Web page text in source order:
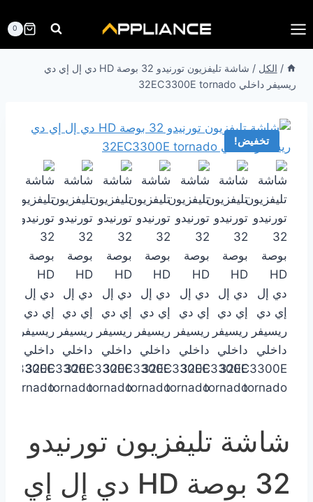
إلى
المحتوى
0
/ الكل /
شاشة تليفزيون تورنيدو 32 بوصة HD دي إل إي دي
ريسيفر داخلي 32EC3300E tornado
تخفيض!
شاشة تليفزيون تورنيدو
32 بوصة HD دي إل إي